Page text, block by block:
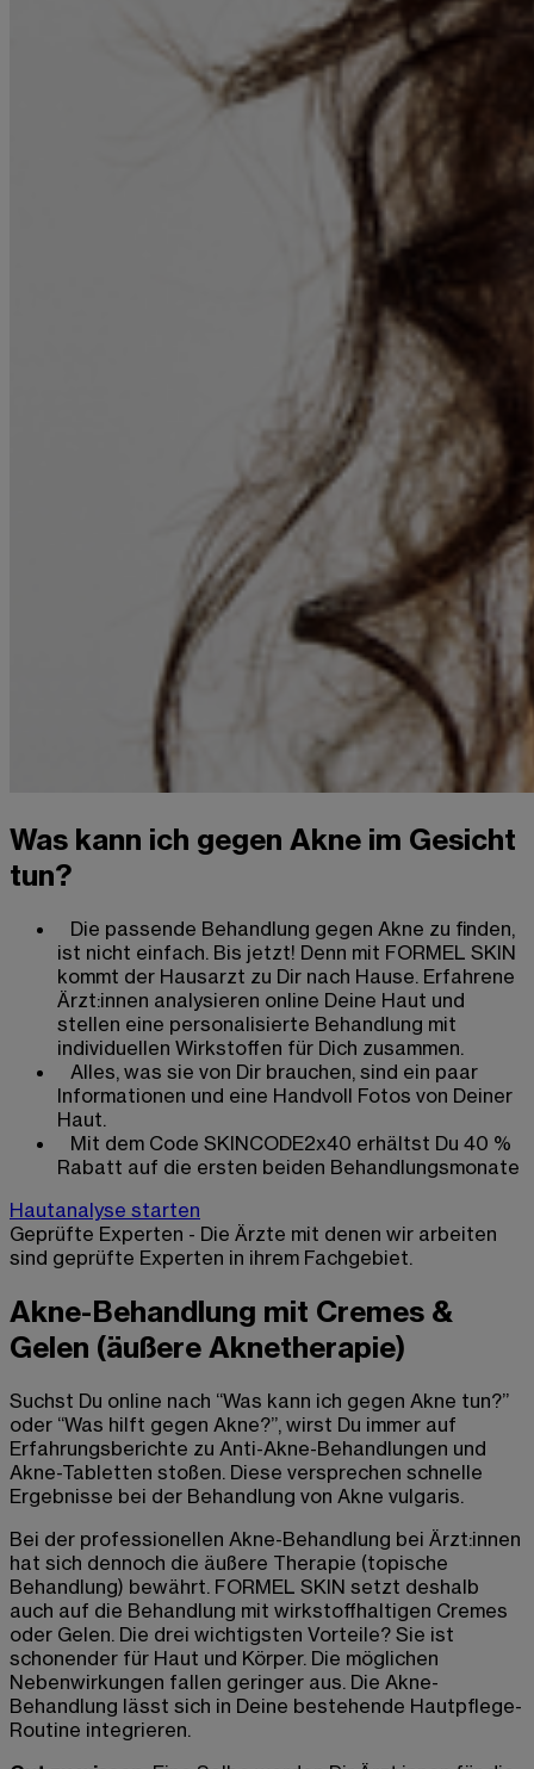
Was kann ich gegen Akne im Gesicht
tun?
Die passende Behandlung gegen Akne zu finden,
ist nicht einfach. Bis jetzt! Denn mit FORMEL SKIN
kommt der Hausarzt zu Dir nach Hause. Erfahrene
Ärzt:innen analysieren online Deine Haut und
stellen eine personalisierte Behandlung mit
individuellen Wirkstoffen für Dich zusammen.
Alles, was sie von Dir brauchen, sind ein paar
Informationen und eine Handvoll Fotos von Deiner
Haut.
Mit dem Code SKINCODE2x40 erhältst Du 40 %
Rabatt auf die ersten beiden Behandlungsmonate
Hautanalyse starten
Geprüfte Experten - Die Ärzte mit denen wir arbeiten
sind geprüfte Experten in ihrem Fachgebiet.
Akne-Behandlung mit Cremes &
Gelen (äußere Aknetherapie)
Suchst Du online nach “Was kann ich gegen Akne tun?”
oder “Was hilft gegen Akne?”, wirst Du immer auf
Erfahrungsberichte zu Anti-Akne-Behandlungen und
Akne-Tabletten stoßen. Diese versprechen schnelle
Ergebnisse bei der Behandlung von Akne vulgaris.
Bei der professionellen Akne-Behandlung bei Ärzt:innen
hat sich dennoch die äußere Therapie (topische
Behandlung) bewährt. FORMEL SKIN setzt deshalb
auch auf die Behandlung mit wirkstoffhaltigen Cremes
oder Gelen. Die drei wichtigsten Vorteile? Sie ist
schonender für Haut und Körper. Die möglichen
Nebenwirkungen fallen geringer aus. Die Akne-
Behandlung lässt sich in Deine bestehende Hautpflege-
Routine integrieren.